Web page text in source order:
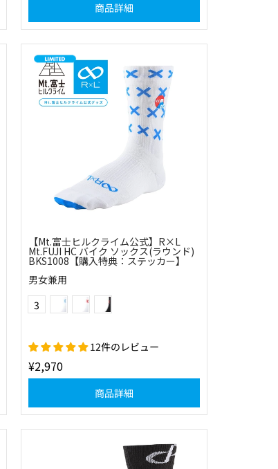
商品詳細
【Mt.富士ヒルクライム公式】R×L
Mt.FUJI HC バイク ソックス(ラウンド)
BKS1008【購入特典：ステッカー】
男女兼用
Color
3
12件のレビュー
¥2,970
商品詳細